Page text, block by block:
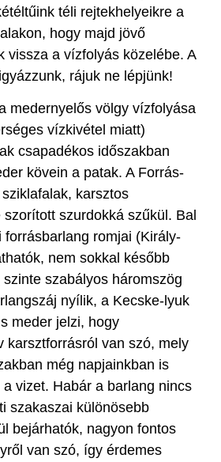
téli rejtekhelyeikre a
hogy majd jövő
vissza a vízfolyás közelébe. A
rájuk ne lépjünk!
medernyelős völgy vízfolyása
vízkivétel miatt)
csapadékos időszakban
kövein a patak. A Forrás-
karsztos
szorított szurdokká szűkül. Bal
forrásbarlang romjai (Király-
nem sokkal később
szabályos háromszög
nyílik, a Kecske-lyuk
meder jelzi, hogy
karsztforrásról van szó, mely
még napjainkban is
vizet. Habár a barlang nincs
szakaszai különösebb
bejárhatók, nagyon fontos
van szó, így érdemes